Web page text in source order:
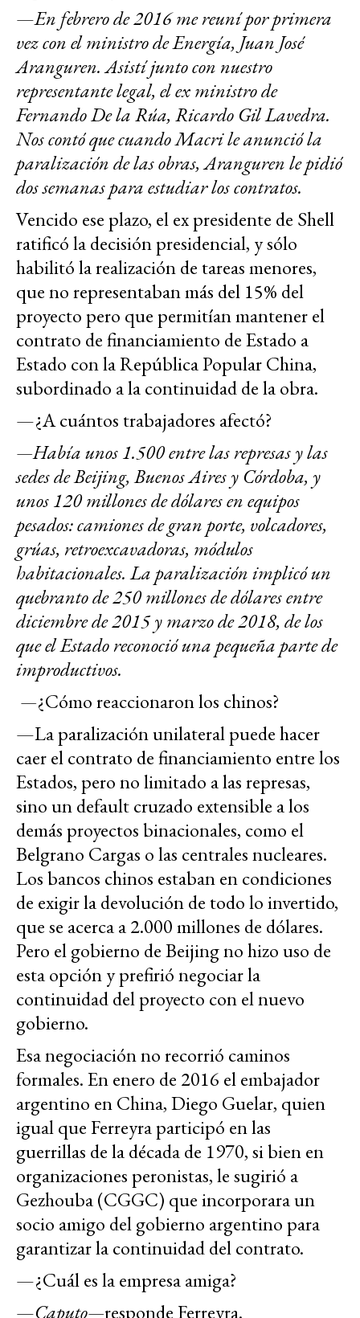
—En febrero de 2016 me reuní por primera
vez con el ministro de Energía, Juan José
Aranguren. Asistí junto con nuestro
representante legal, el ex ministro de
Fernando De la Rúa, Ricardo Gil Lavedra.
Nos contó que cuando Macri le anunció la
paralización de las obras, Aranguren le pidió
dos semanas para estudiar los contratos.
Vencido ese plazo, el ex presidente de Shell
ratificó la decisión presidencial, y sólo
habilitó la realización de tareas menores,
que no representaban más del 15% del
proyecto pero que permitían mantener el
contrato de financiamiento de Estado a
Estado con la República Popular China,
subordinado a la continuidad de la obra.
—¿A cuántos trabajadores afectó?
—Había unos 1.500 entre las represas y las
sedes de Beijing, Buenos Aires y Córdoba, y
unos 120 millones de dólares en equipos
pesados: camiones de gran porte, volcadores,
grúas, retroexcavadoras, módulos
habitacionales. La paralización implicó un
quebranto de 250 millones de dólares entre
diciembre de 2015 y marzo de 2018, de los
que el Estado reconoció una pequeña parte de
improductivos.
—¿Cómo reaccionaron los chinos?
—La paralización unilateral puede hacer
caer el contrato de financiamiento entre los
Estados, pero no limitado a las represas,
sino un default cruzado extensible a los
demás proyectos binacionales, como el
Belgrano Cargas o las centrales nucleares.
Los bancos chinos estaban en condiciones
de exigir la devolución de todo lo invertido,
que se acerca a 2.000 millones de dólares.
Pero el gobierno de Beijing no hizo uso de
esta opción y prefirió negociar la
continuidad del proyecto con el nuevo
gobierno.
Esa negociación no recorrió caminos
formales. En enero de 2016 el embajador
argentino en China, Diego Guelar, quien
igual que Ferreyra participó en las
guerrillas de la década de 1970, si bien en
organizaciones peronistas, le sugirió a
Gezhouba (CGGC) que incorporara un
socio amigo del gobierno argentino para
garantizar la continuidad del contrato.
—¿Cuál es la empresa amiga?
—Caputo—responde Ferreyra.